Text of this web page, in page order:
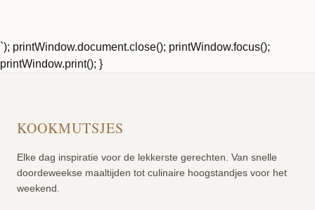
`); printWindow.document.close(); printWindow.focus();
printWindow.print(); }
KOOKMUTSJES
Elke dag inspiratie voor de lekkerste gerechten. Van snelle
doordeweekse maaltijden tot culinaire hoogstandjes voor het
weekend.